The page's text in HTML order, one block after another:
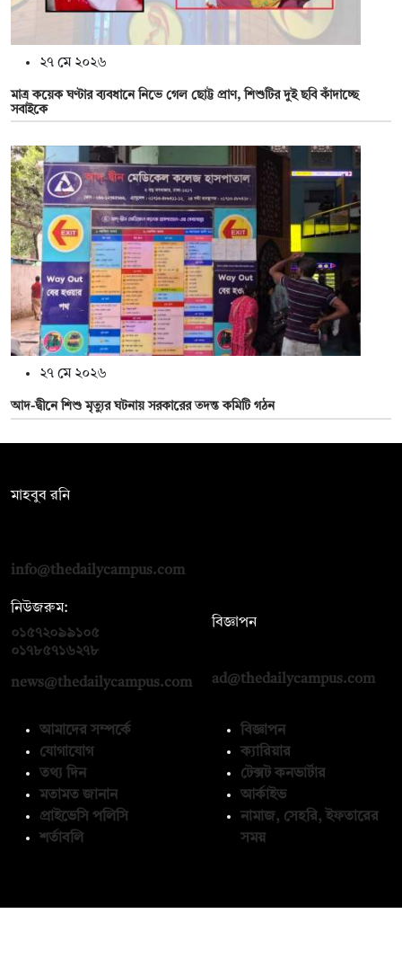
২৭ মে ২০২৬
মাত্র কয়েক ঘণ্টার ব্যবধানে নিভে গেল ছোট্ট প্রাণ, শিশুটির দুই ছবি কাঁদাচ্ছে
সবাইকে
২৭ মে ২০২৬
আদ-দ্বীনে শিশু মৃত্যুর ঘটনায় সরকারের তদন্ত কমিটি গঠন
মাহবুব রনি
info@thedailycampus.com
নিউজরুম:
০১৫৭২০৯৯১০৫
০১৭৮৫৭১৬২৭৮
news@thedailycampus.com
বিজ্ঞাপন
ad@thedailycampus.com
আমাদের সম্পর্কে
যোগাযোগ
তথ্য দিন
মতামত জানান
প্রাইভেসি পলিসি
শর্তাবলি
বিজ্ঞাপন
ক্যারিয়ার
টেক্সট কনভার্টার
আর্কাইভ
নামাজ, সেহরি, ইফতারের
সময়